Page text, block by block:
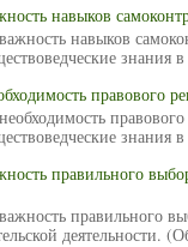
навыков
навыков
знания
правового
знания
правильного
правильного
деятельности.